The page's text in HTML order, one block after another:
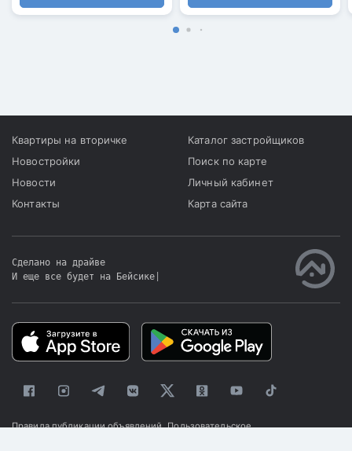
Квартиры на вторичке
Новостройки
Новости
Контакты
Каталог застройщиков
Поиск по карте
Личный кабинет
Карта сайта
Сделано на драйве
И еще все будет на Бейсике
Правила публикации объявлений Пользовательское